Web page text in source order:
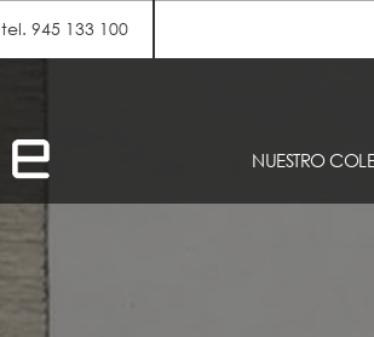
tel. 945 133 100
NUESTRO